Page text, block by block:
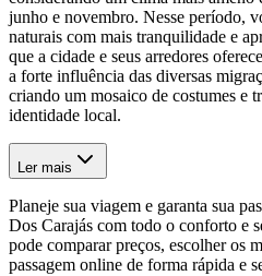
junho e novembro. Nesse período,
naturais com mais tranquilidade e
que a cidade e seus arredores
a forte influência das diversas
criando um mosaico de costumes e
identidade local.
Ler mais
Planeje sua viagem e garanta sua
Dos Carajás com todo o conforto e
pode comparar preços, escolher os
passagem online de forma rápida e